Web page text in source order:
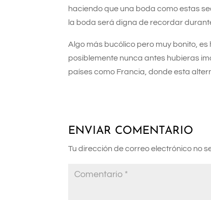
haciendo que una boda como estas
la boda será digna de recordar
Algo más bucólico pero muy bonito,
posiblemente nunca antes hubieras
países como Francia, donde esta
ENVIAR COMENTARIO
Tu dirección de correo electrónico no